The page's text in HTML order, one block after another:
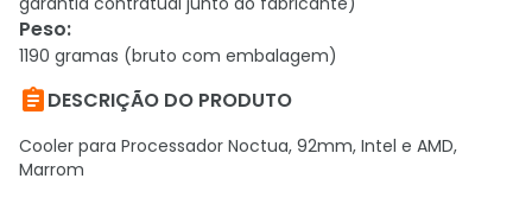
Peso:
1190 gramas (bruto com embalagem)
DESCRIÇÃO DO PRODUTO
Cooler para Processador Noctua, 92mm, Intel e AMD,
Marrom